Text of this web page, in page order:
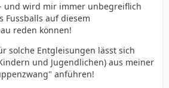
und wird mir immer unbegreiflich
Fussballs auf diesem
reden können!
solche Entgleisungen lässt sich
und Jugendlichen) aus meiner
anführen!